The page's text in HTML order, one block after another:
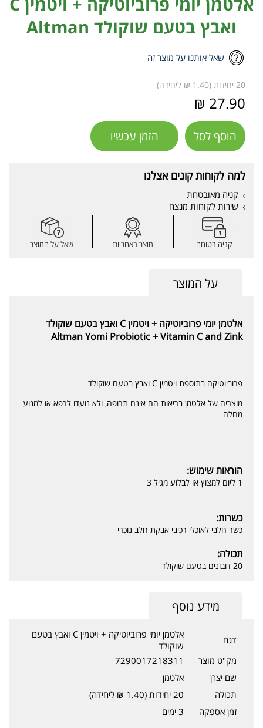
ואבץ בטעם שוקולד Altman
שאל אותנו על מוצר זה
20 יחידות (1.40 ₪ ליחידה)
27.90 ₪
הוסף לסל הזמן עכשיו
למה לקוחות קונים אצלנו
קניה מאובטחת
שירות לקוחות מנצח
קניה בטוחה מוצר באחריות שאל על המוצר
על המוצר
אלטמן יומי פרוביוטיקה + ויטמין C ואבץ בטעם שוקולד
Altman Yomi Probiotic + Vitamin C and Zink
פרוביוטיקה בתוספת ויטמין C ואבץ בטעם שוקולד
מוצריה של אלטמן בריאות הם אינם תרופה, ולא נועדו לרפא או למנוע
מחלה
הוראות שימוש:
1 ליום למצוץ או לבלוע מגיל 3
כשרות:
כשר חלבי לאוכלי רכיבי אבקת חלב נוכרי
תכולה:
20 דובונים בטעם שוקולד
מידע נוסף
דגם
אלטמן יומי פרוביוטיקה + ויטמין C ואבץ בטעם
שוקולד
מק"ט מוצר
7290017218311
שם יצרן
אלטמן
תכולה
20 יחידות (1.40 ₪ ליחידה)
זמן אספקה
3 ימים